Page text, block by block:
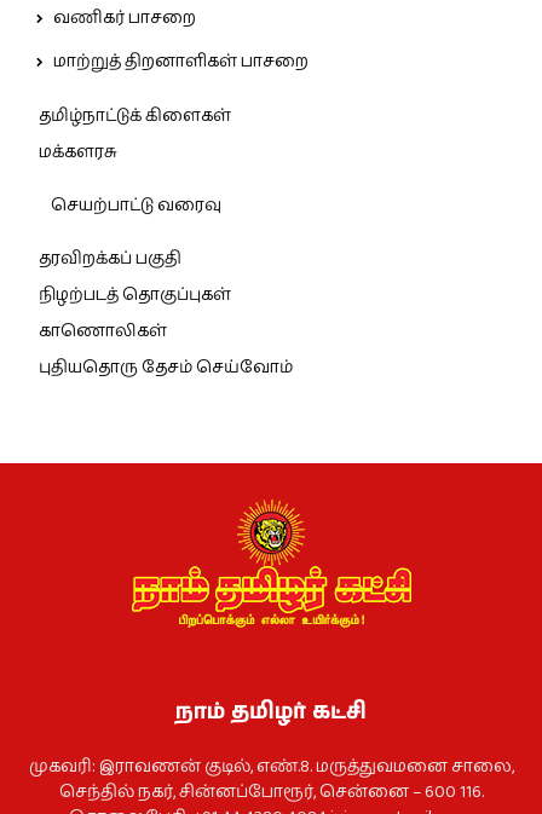
வணிகர் பாசறை
மாற்றுத் திறனாளிகள் பாசறை
தமிழ்நாட்டுக் கிளைகள்
மக்களரசு
செயற்பாட்டு வரைவு
தரவிறக்கப் பகுதி
நிழற்படத் தொகுப்புகள்
காணொலிகள்
புதியதொரு தேசம் செய்வோம்
நாம் தமிழர் கட்சி
முகவரி: இராவணன் குடில், எண்.8. மருத்துவமனை சாலை,
செந்தில் நகர், சின்னப்போரூர், சென்னை – 600 116.